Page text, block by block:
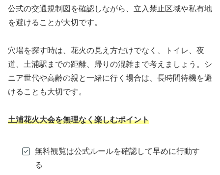
公式の交通規制図を確認しながら、立入禁止区域や私有地
を避けることが大切です。
穴場を探す時は、花火の見え方だけでなく、トイレ、夜
道、土浦駅までの距離、帰りの混雑まで考えましょう。シ
ニア世代や高齢の親と一緒に行く場合は、長時間待機を避
けることも大切です。
土浦花火大会を無理なく楽しむポイント
無料観覧は公式ルールを確認して早めに行動す
る